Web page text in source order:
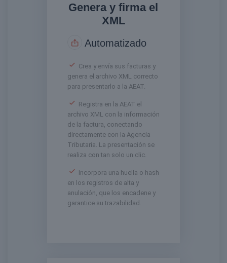
Genera y firma el
XML
Automatizado
Crea y envía sus facturas y
genera el archivo XML correcto
para presentarlo a la AEAT.
Registra en la AEAT el
archivo XML con la información
de la factura, conectando
directamente con la Agencia
Tributaria. La presentación se
realiza con tan solo un clic.
Incorpora una huella o hash
en los registros de alta y
anulación, que los encadene y
garantice su trazabilidad.